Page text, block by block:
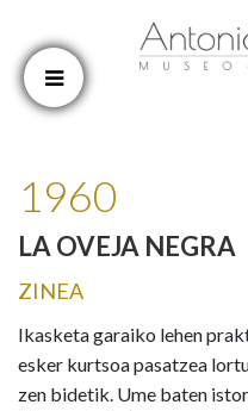
1960
LA OVEJA NEGRA
ZINEA
Ikasketa garaiko lehen
esker kurtsoa pasatzea
zen bidetik. Ume baten